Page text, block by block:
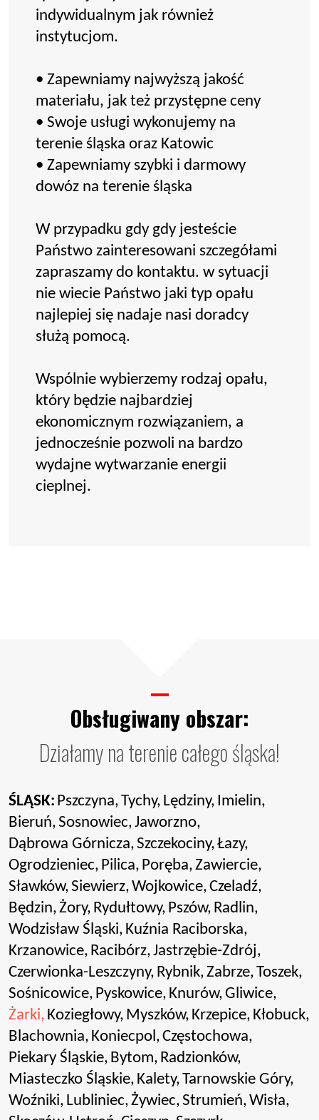
indywidualnym jak również
instytucjom.
• Zapewniamy najwyższą jakość
materiału, jak też przystępne ceny
• Swoje usługi wykonujemy na
terenie śląska oraz Katowic
• Zapewniamy szybki i darmowy
dowóz na terenie śląska
W przypadku gdy gdy jesteście
Państwo zainteresowani szczegółami
zapraszamy do kontaktu. w sytuacji
nie wiecie Państwo jaki typ opału
najlepiej się nadaje nasi doradcy
służą pomocą.
Wspólnie wybierzemy rodzaj opału,
który będzie najbardziej
ekonomicznym rozwiązaniem, a
jednocześnie pozwoli na bardzo
wydajne wytwarzanie energii
cieplnej.
Obsługiwany obszar:
Działamy na terenie całego śląska!
ŚLĄSK: Pszczyna,Tychy, Lędziny, Imielin,
Bieruń,Sosnowiec,Jaworzno,
Dąbrowa Górnicza,Szczekociny,Łazy,
Ogrodzieniec, Pilica, Poręba,Zawiercie,
Sławków,Siewierz,Wojkowice,Czeladź,
Będzin,Żory, Rydułtowy, Pszów, Radlin,
Wodzisław Śląski, Kuźnia Raciborska,
Krzanowice, Racibórz,Jastrzębie-Zdrój,
Czerwionka-Leszczyny, Rybnik,Zabrze,Toszek,
Sośnicowice, Pyskowice, Knurów,Gliwice,
Żarki, Koziegłowy, Myszków, Krzepice, Kłobuck,
Blachownia, Koniecpol,Częstochowa,
Piekary Śląskie, Bytom, Radzionków,
Miasteczko Śląskie, Kalety,Tarnowskie Góry,
Woźniki, Lubliniec,Żywiec,Strumień,Wisła,